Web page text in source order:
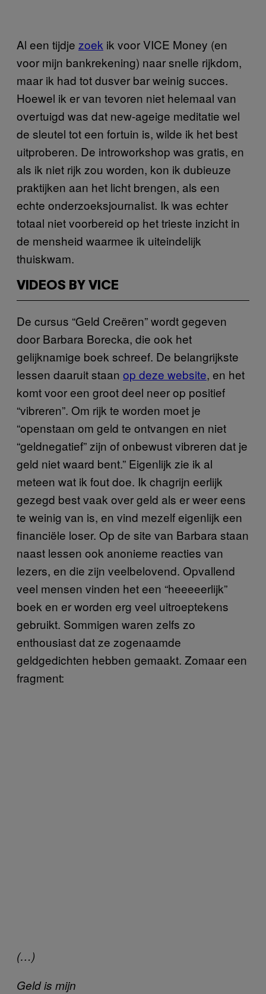
Al een tijdje zoek ik voor VICE Money (en
voor mijn bankrekening) naar snelle rijkdom,
maar ik had tot dusver bar weinig succes.
Hoewel ik er van tevoren niet helemaal van
overtuigd was dat new-ageige meditatie wel
de sleutel tot een fortuin is, wilde ik het best
uitproberen. De introworkshop was gratis, en
als ik niet rijk zou worden, kon ik dubieuze
praktijken aan het licht brengen, als een
echte onderzoeksjournalist. Ik was echter
totaal niet voorbereid op het trieste inzicht in
de mensheid waarmee ik uiteindelijk
thuiskwam.
VIDEOS BY VICE
De cursus “Geld Creëren” wordt gegeven
door Barbara Borecka, die ook het
gelijknamige boek schreef. De belangrijkste
lessen daaruit staan op deze website, en het
komt voor een groot deel neer op positief
“vibreren”. Om rijk te worden moet je
“openstaan om geld te ontvangen en niet
“geldnegatief” zijn of onbewust vibreren dat je
geld niet waard bent.” Eigenlijk zie ik al
meteen wat ik fout doe. Ik chagrijn eerlijk
gezegd best vaak over geld als er weer eens
te weinig van is, en vind mezelf eigenlijk een
financiële loser. Op de site van Barbara staan
naast lessen ook anonieme reacties van
lezers, en die zijn veelbelovend. Opvallend
veel mensen vinden het een “heeeeerlijk”
boek en er worden erg veel uitroeptekens
gebruikt. Sommigen waren zelfs zo
enthousiast dat ze zogenaamde
geldgedichten hebben gemaakt. Zomaar een
fragment:
(…)
Geld is mijn